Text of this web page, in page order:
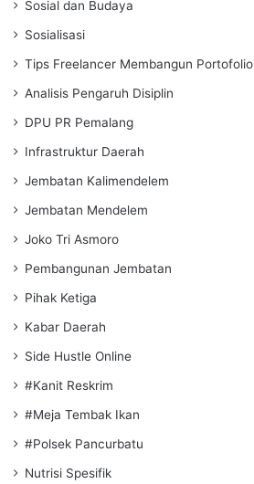
Sosial dan Budaya
Sosialisasi
Tips Freelancer Membangun Portofolio
Analisis Pengaruh Disiplin
DPU PR Pemalang
Infrastruktur Daerah
Jembatan Kalimendelem
Jembatan Mendelem
Joko Tri Asmoro
Pembangunan Jembatan
Pihak Ketiga
Kabar Daerah
Side Hustle Online
#Kanit Reskrim
#Meja Tembak Ikan
#Polsek Pancurbatu
Nutrisi Spesifik